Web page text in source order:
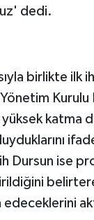
dedi.
birlikte
katma
Dursun ise
edeceklerini